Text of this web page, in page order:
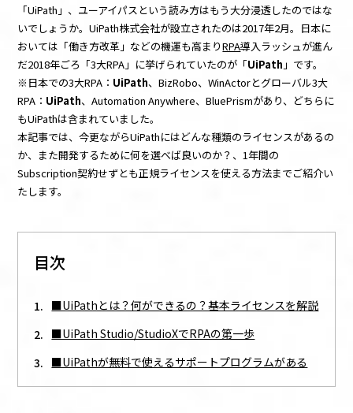
「UiPath」、ユーアイパスという読み方はもう大分浸透したのではな
いでしょうか。UiPath株式会社が設立されたのは2017年2月。日本に
おいては「働き方改革」などの機運も高まりRPA導入ラッシュが進ん
だ2018年ごろ「3大RPA」に挙げられていたのが「UiPath 」です。
※日本での3大RPA： UiPath、BizRobo、WinActorとグローバル3大
RPA： UiPath、Automation Anywhere、BluePrismがあり、どちらに
もUiPathは含まれていました。
本記事では、今更ながらUiPathにはどんな種類のライセンスがあるの
か、また開発するために何を選べば良いのか？、1年間の
Subscription契約せずとも正規ライセンスを使える方法までご紹介い
たします。
目次
■UiPathとは？何ができるの？基本ライセンスを解説
■UiPath Studio/StudioXでRPAの第一歩
■UiPathが無料で使えるサポートプログラムがある